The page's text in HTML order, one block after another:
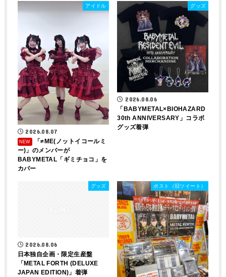
アイドル
2026.08.07
「≠ME(ノットイコールミ
ー)」のメンバーが
BABYMETAL「ギミチョコ」を
カバー
グッズ
2026.08.06
「BABYMETAL×BIOHAZARD
30th ANNIVERSARY」コラボ
グッズ着弾
グッズ
2026.08.06
日本独自企画・限定生産盤
「METAL FORTH (DELUXE
JAPAN EDITION)」着弾
ポスト（旧ツイート）